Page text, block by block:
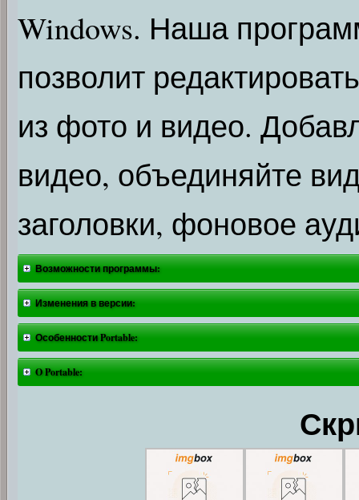
Windows. Наша
позволит
из фото и видео.
видео, объединяйте
заголовки, фоновое
Возможности программы:
Изменения в версии:
Особенности Portable:
O Portable: